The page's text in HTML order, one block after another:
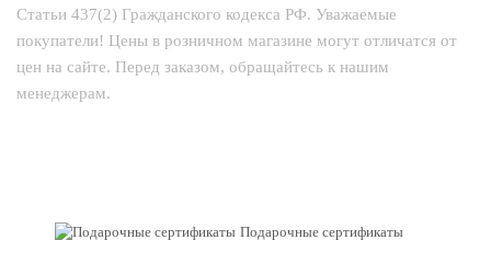
Статьи 437(2) Гражданского кодекса РФ. Уважаемые
покупатели! Цены в розничном магазине могут отличатся от
цен на сайте. Перед заказом, обращайтесь к нашим
менеджерам.
Подарочные сертификаты